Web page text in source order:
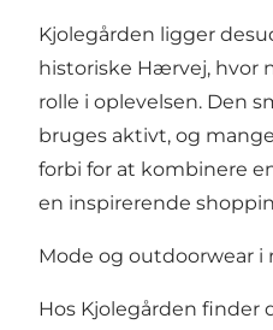
Kjolegården ligger
historiske Hærvej, hvor
rolle i oplevelsen. Den
bruges aktivt, og
forbi for at kombinere
en inspirerende
Mode og outdoorwear i
Hos Kjolegården finder